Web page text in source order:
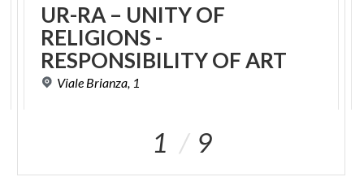
UR-RA – UNITY OF
RELIGIONS -
RESPONSIBILITY OF ART
Viale Brianza, 1
1 9